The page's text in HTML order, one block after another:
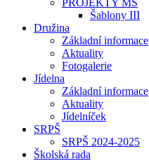
PROJEKTY MŠ
Šablony III
Družina
Základní informace
Aktuality
Fotogalerie
Jídelna
Základní informace
Aktuality
Jídelníček
SRPŠ
SRPŠ 2024-2025
Školská rada